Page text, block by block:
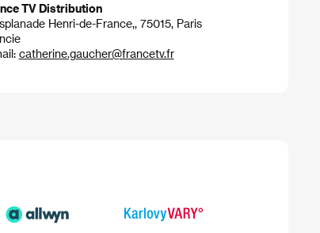
TV Distribution
Henri-de-France,, 75015, Paris
catherine.gaucher@francetv.fr